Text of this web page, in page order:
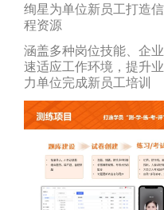
绚星为单位新员工打造
程资源
涵盖多种岗位技能、企
速适应工作环境，提升
力单位完成新员工培训